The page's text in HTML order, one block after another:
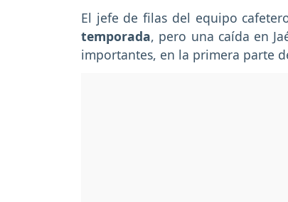
El jefe de filas del equipo
temporada, pero una caída en
importantes, en la primera parte